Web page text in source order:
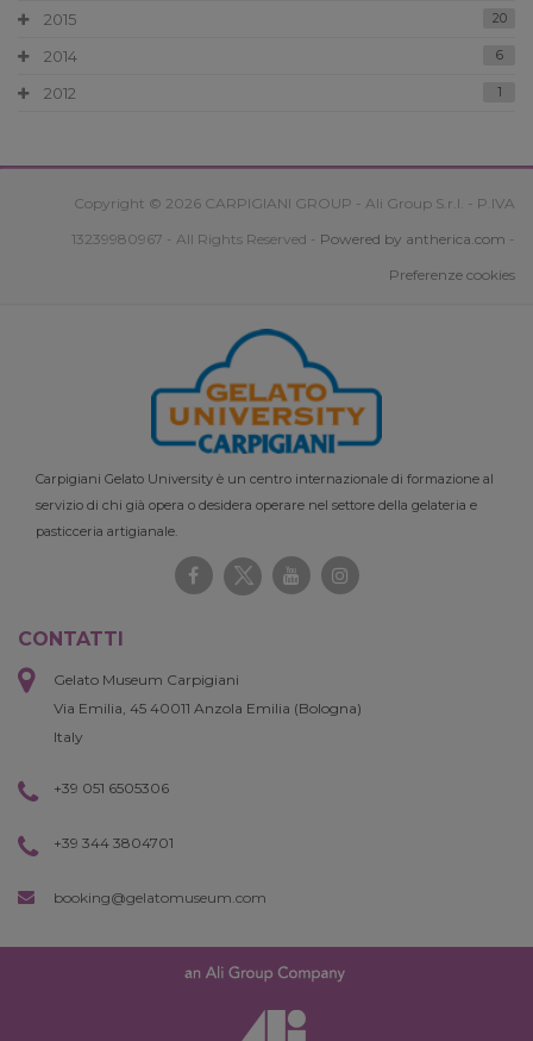
2015 20
2014 6
2012 1
Copyright © 2026 CARPIGIANI GROUP - Ali Group S.r.l. - P.IVA
13239980967 - All Rights Reserved - Powered by antherica.com -
Preferenze cookies
Carpigiani Gelato University è un centro internazionale di formazione al
servizio di chi già opera o desidera operare nel settore della gelateria e
pasticceria artigianale.
CONTATTI
Gelato Museum Carpigiani
Via Emilia, 45 40011 Anzola Emilia (Bologna)
Italy
+39 051 6505306
+39 344 3804701
booking@gelatomuseum.com